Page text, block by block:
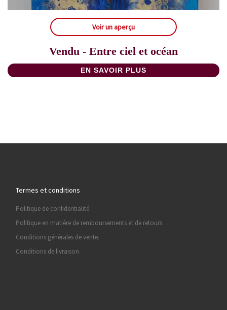
Voir un aperçu
Vendu - Entre ciel et océan
EN SAVOIR PLUS
Termes et conditions
Politique de confidentialité
Politique en matière de remboursements et de retours
Conditions générales de vente.
Conditions de livraison